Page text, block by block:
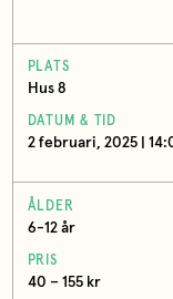
PLATS
Hus 8
DATUM & TID
2 februari, 2025 |
ÅLDER
6-12 år
PRIS
40 – 155 kr